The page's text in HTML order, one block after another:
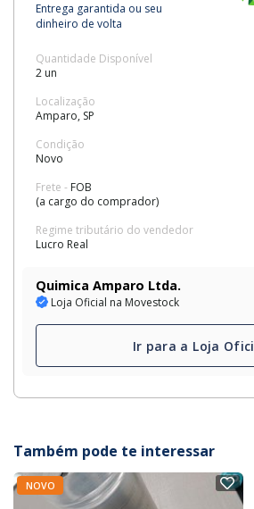
Entrega garantida ou seu
dinheiro de volta
Quantidade Disponível
2 un
Localização
Amparo, SP
Condição
Novo
Frete - FOB
(a cargo do comprador)
Regime tributário do vendedor
Lucro Real
Quimica Amparo Ltda.
Loja Oficial na Movestock
Ir para a Loja
Também pode te interessar
NOVO